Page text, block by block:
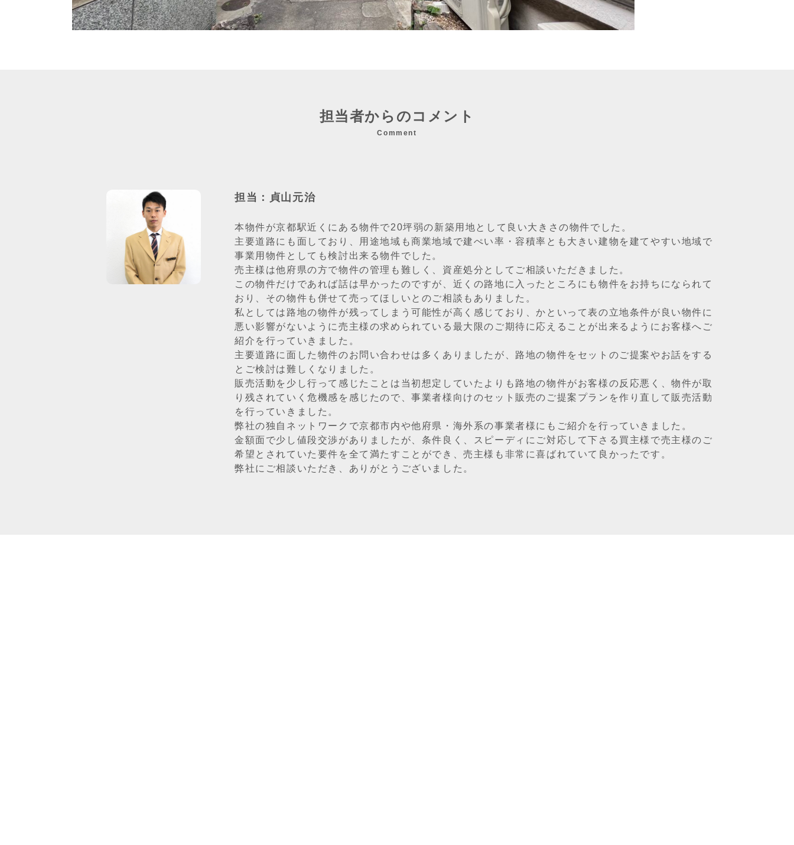
担当者からのコメント
Comment
担当：貞山元治
本物件が京都駅近くにある物件で20坪弱の新築用地として良い大きさの物件でした。
主要道路にも面しており、用途地域も商業地域で建ぺい率・容積率とも大きい建物を建てやすい地域で
事業用物件としても検討出来る物件でした。
売主様は他府県の方で物件の管理も難しく、資産処分としてご相談いただきました。
この物件だけであれば話は早かったのですが、近くの路地に入ったところにも物件をお持ちになられて
おり、その物件も併せて売ってほしいとのご相談もありました。
私としては路地の物件が残ってしまう可能性が高く感じており、かといって表の立地条件が良い物件に
悪い影響がないように売主様の求められている最大限のご期待に応えることが出来るようにお客様へご
紹介を行っていきました。
主要道路に面した物件のお問い合わせは多くありましたが、路地の物件をセットのご提案やお話をする
とご検討は難しくなりました。
販売活動を少し行って感じたことは当初想定していたよりも路地の物件がお客様の反応悪く、物件が取
り残されていく危機感を感じたので、事業者様向けのセット販売のご提案プランを作り直して販売活動
を行っていきました。
弊社の独自ネットワークで京都市内や他府県・海外系の事業者様にもご紹介を行っていきました。
金額面で少し値段交渉がありましたが、条件良く、スピーディにご対応して下さる買主様で売主様のご
希望とされていた要件を全て満たすことができ、売主様も非常に喜ばれていて良かったです。
弊社にご相談いただき、ありがとうございました。